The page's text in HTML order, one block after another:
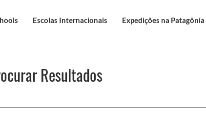
Escolas Internacionais Expedições na Patagônia
Resultados